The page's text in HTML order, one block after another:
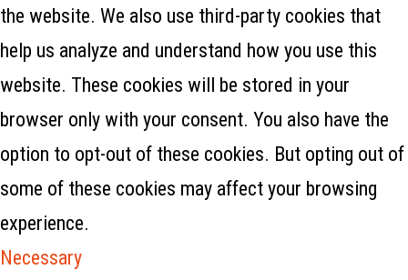
the website. We also use third-party cookies that
help us analyze and understand how you use this
website. These cookies will be stored in your
browser only with your consent. You also have the
option to opt-out of these cookies. But opting out of
some of these cookies may affect your browsing
experience.
Necessary